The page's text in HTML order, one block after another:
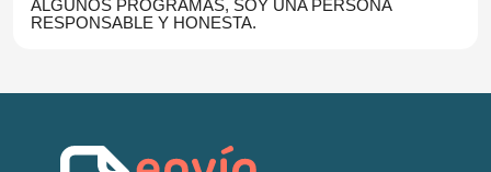
ALGUNOS PROGRAMAS, SOY UNA PERSONA
RESPONSABLE Y HONESTA.